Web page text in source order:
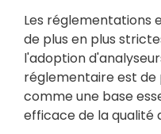
Les réglementations
de plus en plus
l'adoption
réglementaire est de
comme une base
efficace de la qualité